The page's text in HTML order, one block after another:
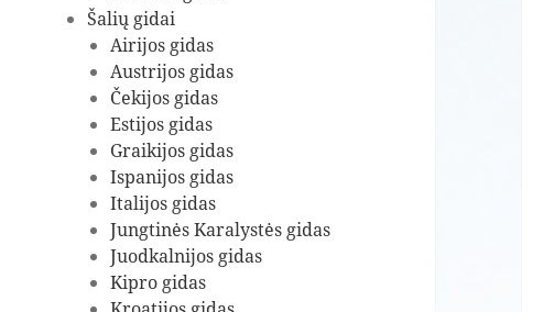
Šalių gidai
Airijos gidas
Austrijos gidas
Čekijos gidas
Estijos gidas
Graikijos gidas
Ispanijos gidas
Italijos gidas
Jungtinės Karalystės gidas
Juodkalnijos gidas
Kipro gidas